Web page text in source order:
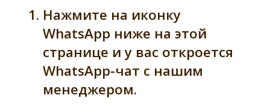
Нажмите на иконку
WhatsApp ниже на этой
странице и у вас откроется
WhatsApp-чат с нашим
менеджером.